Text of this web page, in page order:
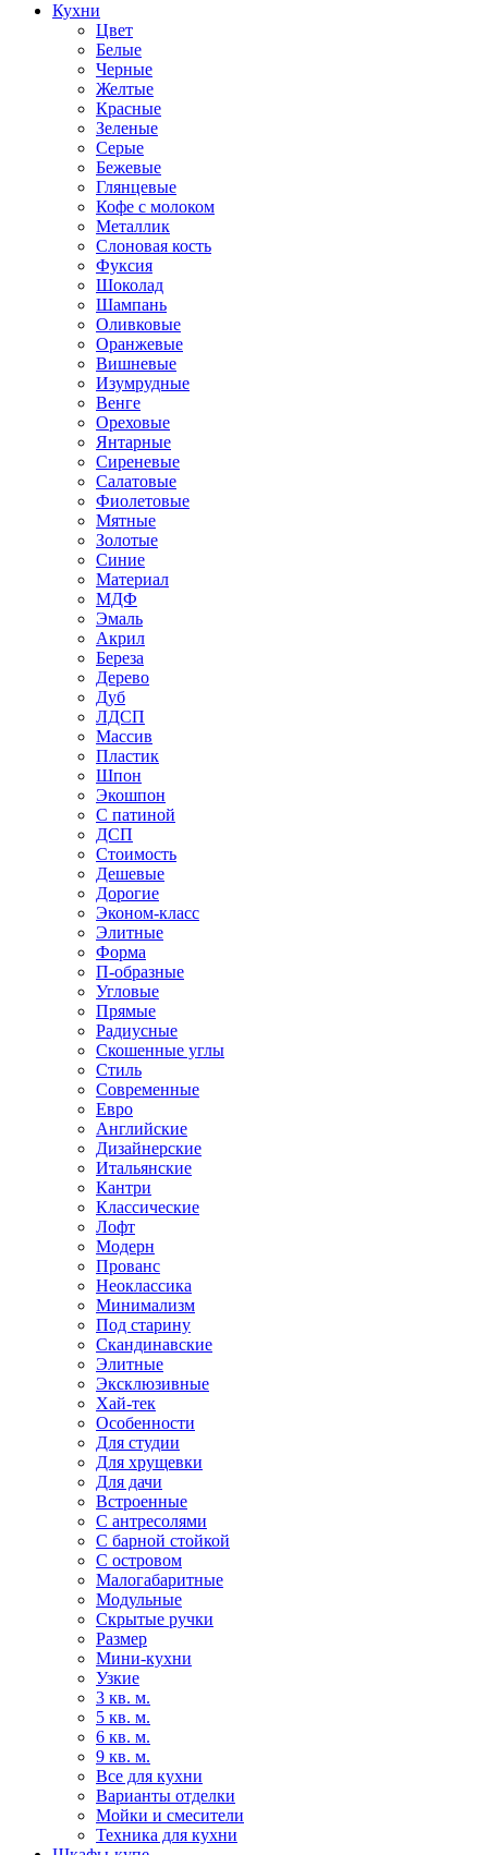
Кухни
Цвет
Белые
Черные
Желтые
Красные
Зеленые
Серые
Бежевые
Глянцевые
Кофе с молоком
Металлик
Слоновая кость
Фуксия
Шоколад
Шампань
Оливковые
Оранжевые
Вишневые
Изумрудные
Венге
Ореховые
Янтарные
Сиреневые
Салатовые
Фиолетовые
Мятные
Золотые
Синие
Материал
МДФ
Эмаль
Акрил
Береза
Дерево
Дуб
ЛДСП
Массив
Пластик
Шпон
Экошпон
С патиной
ДСП
Стоимость
Дешевые
Дорогие
Эконом-класс
Элитные
Форма
П-образные
Угловые
Прямые
Радиусные
Скошенные углы
Стиль
Современные
Евро
Английские
Дизайнерские
Итальянские
Кантри
Классические
Лофт
Модерн
Прованс
Неоклассика
Минимализм
Под старину
Скандинавские
Элитные
Эксклюзивные
Хай-тек
Особенности
Для студии
Для хрущевки
Для дачи
Встроенные
С антресолями
С барной стойкой
С островом
Малогабаритные
Модульные
Скрытые ручки
Размер
Мини-кухни
Узкие
3 кв. м.
5 кв. м.
6 кв. м.
9 кв. м.
Все для кухни
Варианты отделки
Мойки и смесители
Техника для кухни